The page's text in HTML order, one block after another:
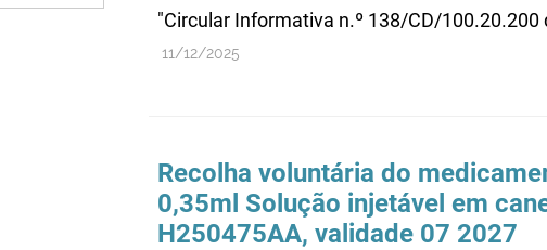
"Circular Informativa n.º 138/CD/
11/12/2025
Recolha voluntária do
0,35ml Solução injetável em
H250475AA, validade 07 2027